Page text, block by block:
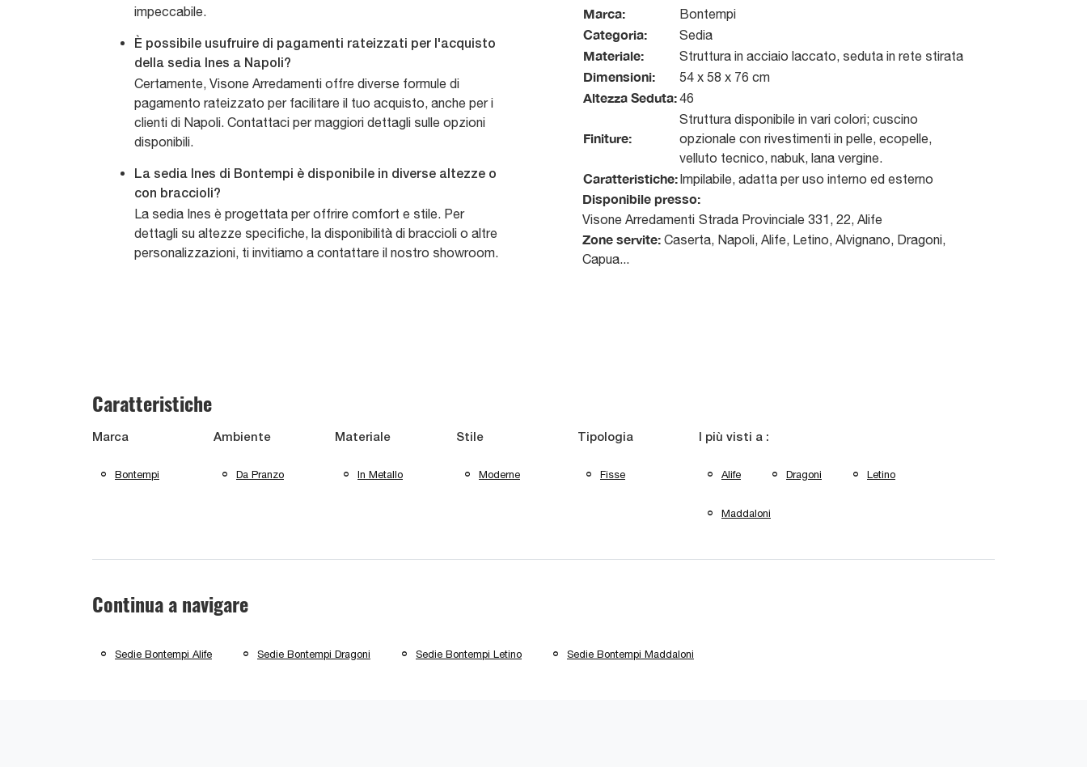
impeccabile.
È possibile usufruire di pagamenti rateizzati per l'acquisto
della sedia Ines a Napoli?
Certamente, Visone Arredamenti offre diverse formule di
pagamento rateizzato per facilitare il tuo acquisto, anche per i
clienti di Napoli. Contattaci per maggiori dettagli sulle opzioni
disponibili.
La sedia Ines di Bontempi è disponibile in diverse altezze o
con braccioli?
La sedia Ines è progettata per offrire comfort e stile. Per
dettagli su altezze specifiche, la disponibilità di braccioli o altre
personalizzazioni, ti invitiamo a contattare il nostro showroom.
Marca: Bontempi
Categoria: Sedia
Materiale: Struttura in acciaio laccato, seduta in rete stirata
Dimensioni: 54 x 58 x 76 cm
Altezza Seduta:46
Finiture:
Struttura disponibile in vari colori; cuscino
opzionale con rivestimenti in pelle, ecopelle,
velluto tecnico, nabuk, lana vergine.
Caratteristiche:Impilabile, adatta per uso interno ed esterno
Disponibile presso:
Visone Arredamenti Strada Provinciale 331, 22, Alife
Zone servite: Caserta, Napoli, Alife, Letino, Alvignano, Dragoni,
Capua...
Caratteristiche
Marca
Bontempi
Ambiente
Da Pranzo
Materiale
In Metallo
Stile
Moderne
Tipologia
Fisse
I più visti a :
Alife Dragoni Letino
Maddaloni
Continua a navigare
Sedie Bontempi Alife Sedie Bontempi Dragoni Sedie Bontempi Letino Sedie Bontempi Maddaloni